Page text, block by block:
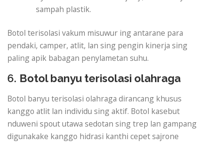
sampah plastik.
Botol terisolasi vakum misuwur ing antarane para
pendaki, camper, atlit, lan sing pengin kinerja sing
paling apik babagan penylametan suhu.
6. Botol banyu terisolasi olahraga
Botol banyu terisolasi olahraga dirancang khusus
kanggo atlit lan individu sing aktif. Botol kasebut
nduweni spout utawa sedotan sing trep lan gampang
digunakake kanggo hidrasi kanthi cepet sajrone